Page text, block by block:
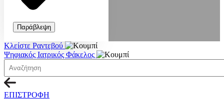
Παράβλεψη
Κλείστε Ραντεβού
Ψηφιακός Ιατρικός Φάκελος
ΕΠΙΣΤΡΟΦΗ